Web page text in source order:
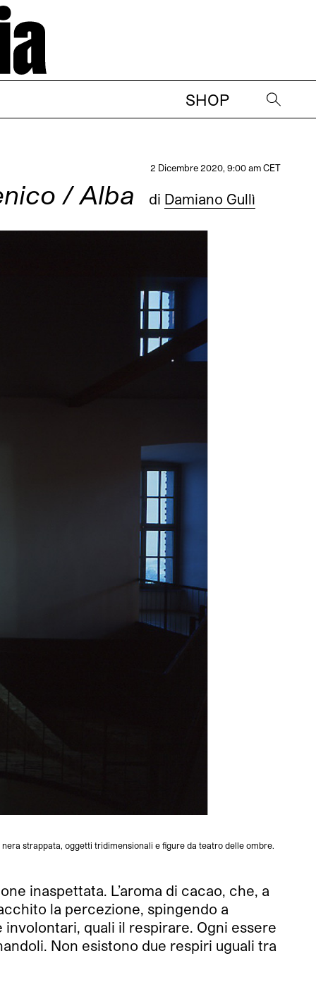
SHOP
→
2 Dicembre 2020, 9:00 am CET
/ Alba di Damiano Gullì
strappata, oggetti tridimensionali e figure da teatro delle ombre.
inaspettata. L’aroma di cacao, che, a
la percezione, spingendo a
quali il respirare. Ogni essere
Non esistono due respiri uguali tra